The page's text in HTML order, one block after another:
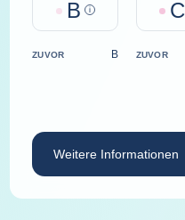
B Help C
ZUVOR B ZUVOR
Weitere Informationen